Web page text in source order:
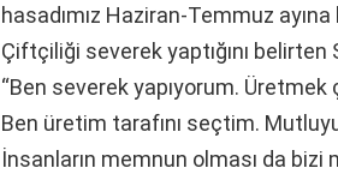
hasadımız Haziran-Temmuz
Çiftçiliği severek yaptığını
“Ben severek yapıyorum.
Ben üretim tarafını seçtim.
İnsanların memnun olması da